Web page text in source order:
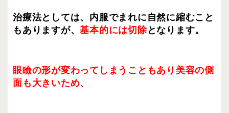
治療法としては、内服でまれに自然に縮むこと
もありますが、基本的には切除となります。
眼瞼の形が変わってしまうこともあり美容の側
面も大きいため、